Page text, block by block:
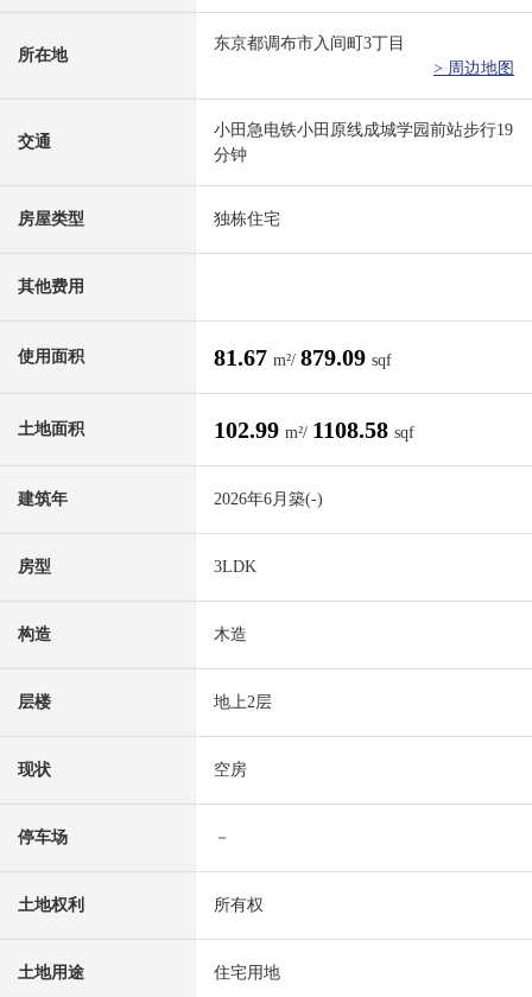
所在地
东京都调布市入间町3丁目
> 周边地图
交通
小田急电铁小田原线成城学园前站步行19
分钟
房屋类型 独栋住宅
其他费用
使用面积 81.67 m²/ 879.09 sqf
土地面积 102.99 m²/ 1108.58 sqf
建筑年 2026年6月築(-)
房型 3LDK
构造 木造
层楼 地上2层
现状 空房
停车场 －
土地权利 所有权
土地用途 住宅用地